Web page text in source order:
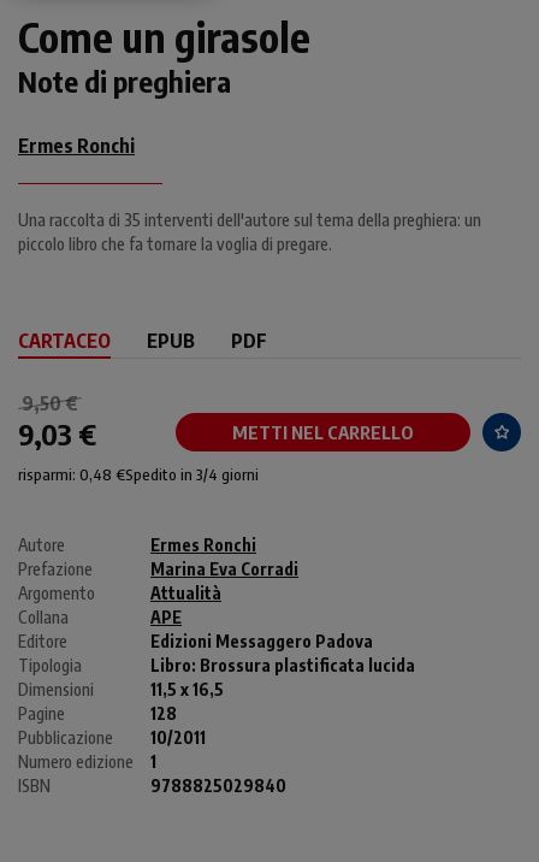
Come un girasole
Note di preghiera
Ermes Ronchi
Una raccolta di 35 interventi dell'autore sul tema della preghiera: un
piccolo libro che fa tornare la voglia di pregare.
CARTACEO EPUB PDF
9,50 €
9,03 € METTI NEL CARRELLO
risparmi: 0,48 €Spedito in 3/4 giorni
Autore
Ermes Ronchi
Prefazione
Marina Eva Corradi
Argomento
Attualità
Collana
APE
Editore
Edizioni Messaggero Padova
Tipologia
Libro: Brossura plastificata lucida
Dimensioni
11,5 x 16,5
Pagine
128
Pubblicazione
10/2011
Numero edizione
1
ISBN
9788825029840